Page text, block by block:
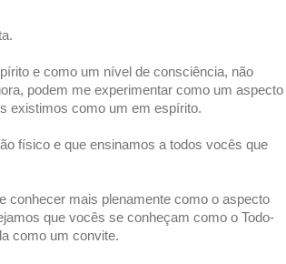
e como um nível de consciência, não
podem me experimentar como um aspecto
existimos como um em espírito.
físico e que ensinamos a todos vocês que
conhecer mais plenamente como o aspecto
que vocês se conheçam como o Todo-
como um convite.